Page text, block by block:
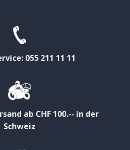
055 211 11 11
ab CHF 100.-- in der
Schweiz